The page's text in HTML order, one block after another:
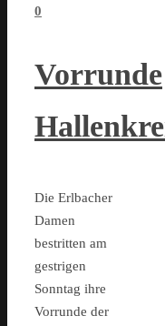
0
Vorrunde
Die Erlbacher
Damen
bestritten am
gestrigen
Sonntag ihre
Vorrunde der